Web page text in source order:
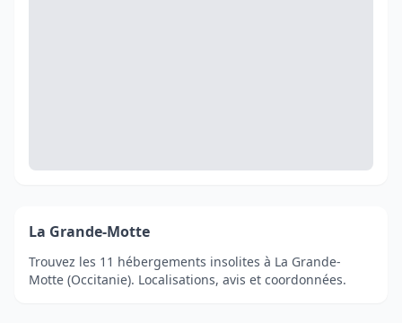
La Grande-Motte
Trouvez les 11 hébergements insolites à La Grande-
Motte (Occitanie). Localisations, avis et coordonnées.